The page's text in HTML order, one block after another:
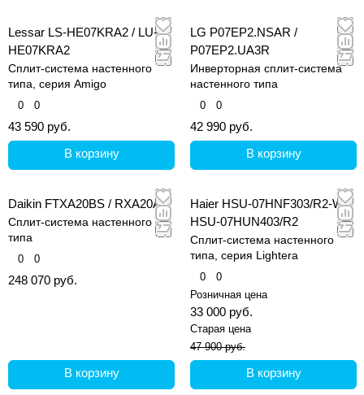
Lessar LS-HE07KRA2 / LU-
HE07KRA2
Сплит-система настенного
типа, серия Amigo
0 0
43 590 руб.
В корзину
LG P07EP2.NSAR /
P07EP2.UA3R
Инверторная сплит-система
настенного типа
0 0
42 990 руб.
В корзину
Daikin FTXA20BS / RXA20A
Сплит-система настенного
типа
0 0
248 070 руб.
В корзину
Haier HSU-07HNF303/R2-W /
HSU-07HUN403/R2
Сплит-система настенного
типа, серия Lightera
0
0
Розничная цена
33 000 руб.
Старая цена
47 900 руб.
В корзину